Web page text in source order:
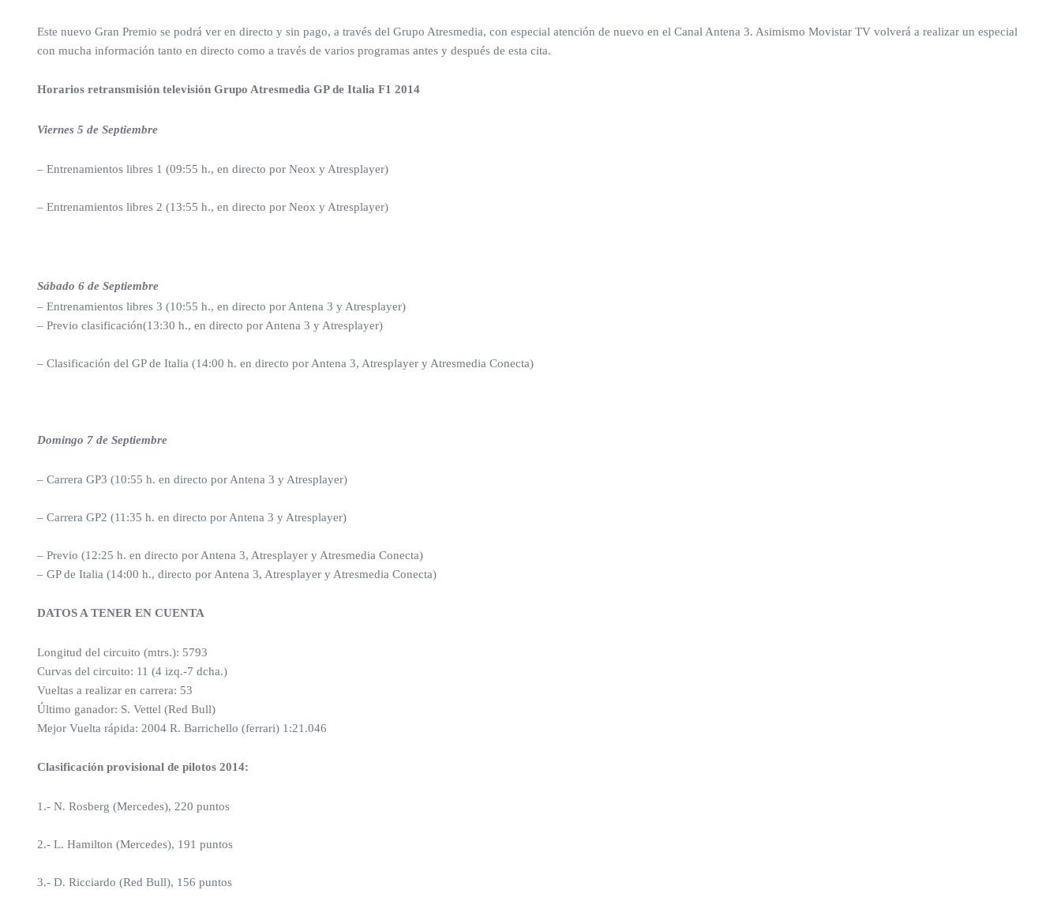
Este nuevo Gran Premio se podrá ver en directo y sin pago, a través del Grupo Atresmedia, con especial atención de nuevo en el Canal Antena 3. Asimismo Movistar TV volverá a realizar un especial
con mucha información tanto en directo como a través de varios programas antes y después de esta cita.
Horarios retransmisión televisión Grupo Atresmedia GP de Italia F1 2014
Viernes 5 de Septiembre
– Entrenamientos libres 1 (09:55 h., en directo por Neox y Atresplayer)
– Entrenamientos libres 2 (13:55 h., en directo por Neox y Atresplayer)
Sábado 6 de Septiembre
– Entrenamientos libres 3 (10:55 h., en directo por Antena 3 y Atresplayer)
– Previo clasificación(13:30 h., en directo por Antena 3 y Atresplayer)
– Clasificación del GP de Italia (14:00 h. en directo por Antena 3, Atresplayer y Atresmedia Conecta)
Domingo 7 de Septiembre
– Carrera GP3 (10:55 h. en directo por Antena 3 y Atresplayer)
– Carrera GP2 (11:35 h. en directo por Antena 3 y Atresplayer)
– Previo (12:25 h. en directo por Antena 3, Atresplayer y Atresmedia Conecta)
– GP de Italia (14:00 h., directo por Antena 3, Atresplayer y Atresmedia Conecta)
DATOS A TENER EN CUENTA
Longitud del circuito (mtrs.): 5793
Curvas del circuito: 11 (4 izq.-7 dcha.)
Vueltas a realizar en carrera: 53
Último ganador: S. Vettel (Red Bull)
Mejor Vuelta rápida: 2004 R. Barrichello (ferrari) 1:21.046
Clasificación provisional de pilotos 2014:
1.- N. Rosberg (Mercedes), 220 puntos
2.- L. Hamilton (Mercedes), 191 puntos
3.- D. Ricciardo (Red Bull), 156 puntos